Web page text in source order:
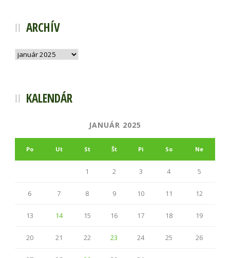
ARCHÍV
Archív
KALENDÁR
JANUÁR 2025
Po Ut St Št Pi So Ne
1 2 3 4 5
6 7 8 9 10 11 12
13 14 15 16 17 18 19
20 21 22 23 24 25 26